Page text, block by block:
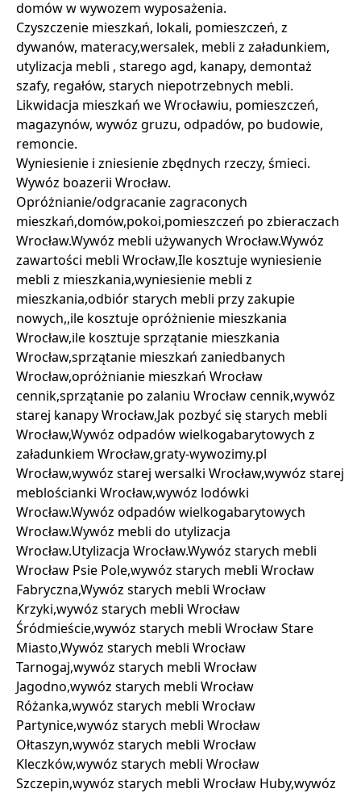
domów w wywozem wyposażenia.
Czyszczenie mieszkań, lokali, pomieszczeń, z
dywanów, materacy,wersalek, mebli z załadunkiem,
utylizacja mebli , starego agd, kanapy, demontaż
szafy, regałów, starych niepotrzebnych mebli.
Likwidacja mieszkań we Wrocławiu, pomieszczeń,
magazynów, wywóz gruzu, odpadów, po budowie,
remoncie.
Wyniesienie i zniesienie zbędnych rzeczy, śmieci.
Wywóz boazerii Wrocław.
Opróżnianie/odgracanie zagraconych
mieszkań,domów,pokoi,pomieszczeń po zbieraczach
Wrocław.Wywóz mebli używanych Wrocław.Wywóz
zawartości mebli Wrocław,Ile kosztuje wyniesienie
mebli z mieszkania,wyniesienie mebli z
mieszkania,odbiór starych mebli przy zakupie
nowych,,ile kosztuje opróżnienie mieszkania
Wrocław,ile kosztuje sprzątanie mieszkania
Wrocław,sprzątanie mieszkań zaniedbanych
Wrocław,opróżnianie mieszkań Wrocław
cennik,sprzątanie po zalaniu Wrocław cennik,wywóz
starej kanapy Wrocław,Jak pozbyć się starych mebli
Wrocław,Wywóz odpadów wielkogabarytowych z
załadunkiem Wrocław,graty-wywozimy.pl
Wrocław,wywóz starej wersalki Wrocław,wywóz starej
meblościanki Wrocław,wywóz lodówki
Wrocław.Wywóz odpadów wielkogabarytowych
Wrocław.Wywóz mebli do utylizacja
Wrocław.Utylizacja Wrocław.Wywóz starych mebli
Wrocław Psie Pole,wywóz starych mebli Wrocław
Fabryczna,Wywóz starych mebli Wrocław
Krzyki,wywóz starych mebli Wrocław
Śródmieście,wywóz starych mebli Wrocław Stare
Miasto,Wywóz starych mebli Wrocław
Tarnogaj,wywóz starych mebli Wrocław
Jagodno,wywóz starych mebli Wrocław
Różanka,wywóz starych mebli Wrocław
Partynice,wywóz starych mebli Wrocław
Ołtaszyn,wywóz starych mebli Wrocław
Kleczków,wywóz starych mebli Wrocław
Szczepin,wywóz starych mebli Wrocław Huby,wywóz